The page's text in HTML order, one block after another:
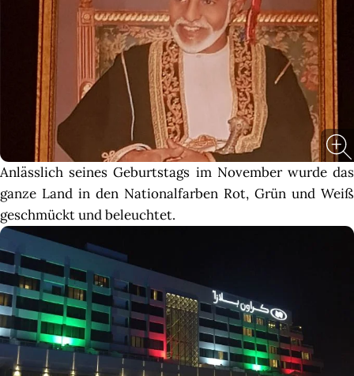
Anlässlich seines Geburtstags im November wurde das
ganze Land in den Nationalfarben Rot, Grün und Weiß
geschmückt und beleuchtet.